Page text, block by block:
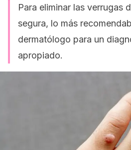
Para eliminar las verrugas
segura, lo más
dermatólogo para un
apropiado.